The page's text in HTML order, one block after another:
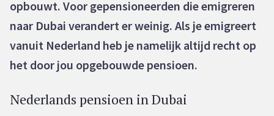
opbouwt. Voor gepensioneerden die emigreren
naar Dubai verandert er weinig. Als je emigreert
vanuit Nederland heb je namelijk altijd recht op
het door jou opgebouwde pensioen.
Nederlands pensioen in Dubai